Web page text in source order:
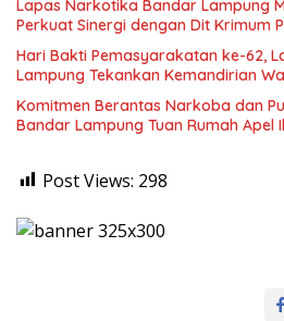
Lapas Narkotika Bandar Lampung
Perkuat Sinergi dengan Dit Krimum
Hari Bakti Pemasyarakatan ke-62,
Lampung Tekankan Kemandirian
Komitmen Berantas Narkoba dan
Bandar Lampung Tuan Rumah Apel
Post Views: 298